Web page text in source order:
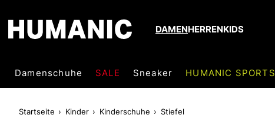
DAMENHERRENKIDS
Damenschuhe SALE Sneaker HUMANIC SPORTS
Startseite Kinder Kinderschuhe Stiefel